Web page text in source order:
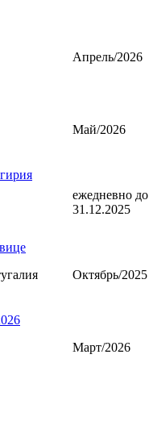
Апрель/2026
Май/2026
ежедневно до
31.12.2025
Октябрь/2025
Март/2026